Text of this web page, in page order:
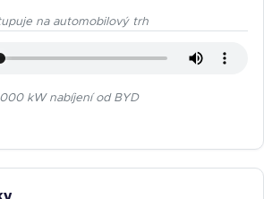
na automobilový trh
kW nabíjení od BYD